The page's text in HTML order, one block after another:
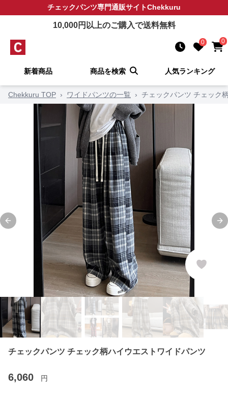
チェックパンツ専門通販サイトChekkuru
10,000円以上のご購入で送料無料
0 0
新着商品 商品を検索 人気ランキング
Chekkuru TOP › ワイドパンツの一覧 › チェックパンツ チェック
Previous slide
チェックパンツ チェック柄ハイウエストワイドパンツ
6,060 円